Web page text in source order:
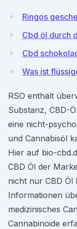
Ringos
Cbd öl durch
Cbd
Was ist
RSO enthält
Substanz, CBD-
eine nicht-
und Cannabisöl
Hier auf bio-
CBD Öl der
nicht nur CBD
Informationen
medizinisches
Cannabinoide